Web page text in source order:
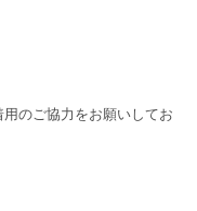
のご協力をお願いしてお